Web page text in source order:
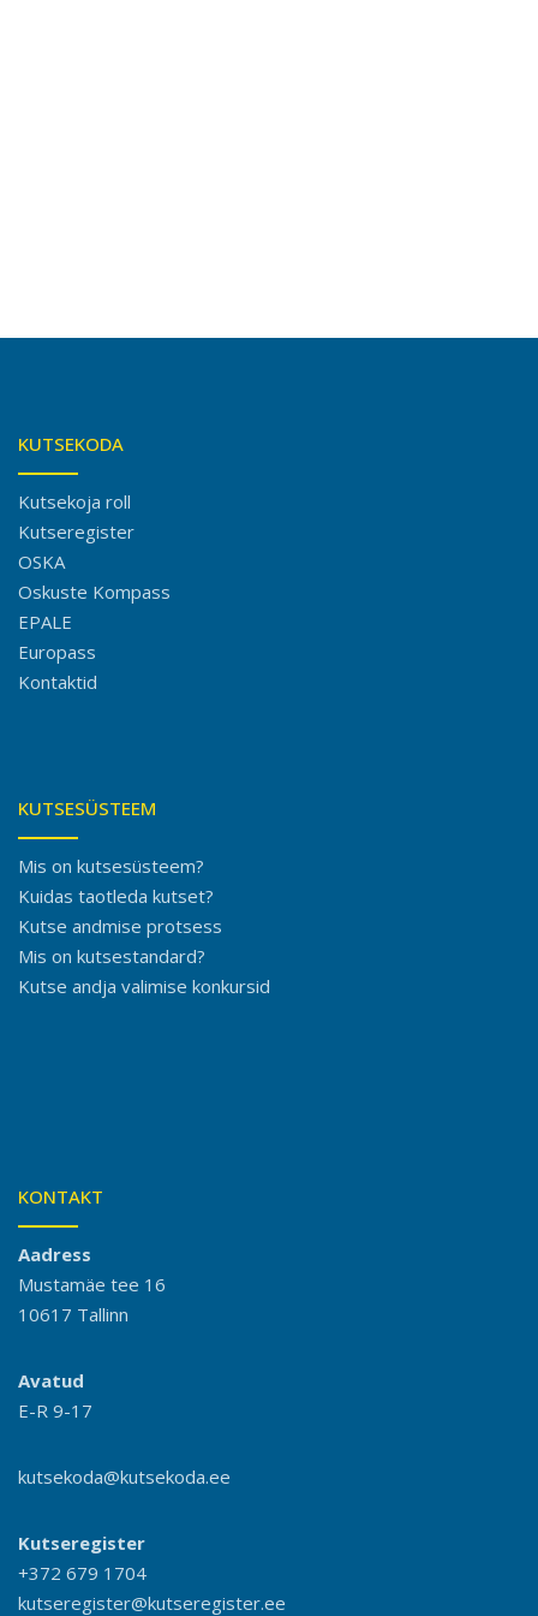
KUTSEKODA
Kutsekoja roll
Kutseregister
OSKA
Oskuste Kompass
EPALE
Europass
Kontaktid
KUTSESÜSTEEM
Mis on kutsesüsteem?
Kuidas taotleda kutset?
Kutse andmise protsess
Mis on kutsestandard?
Kutse andja valimise konkursid
KONTAKT
Aadress
Mustamäe tee 16
10617 Tallinn
Avatud
E-R 9-17
kutsekoda@kutsekoda.ee
Kutseregister
+372 679 1704
kutseregister@kutseregister.ee